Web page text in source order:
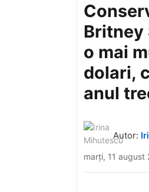
Britney
o mai
dolari,
anul
Autor:
marți, 11